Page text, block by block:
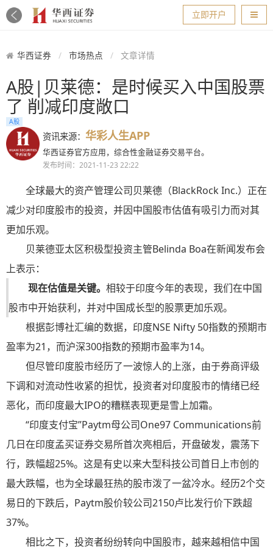
导航
立即开户
华西证券 市场热点 文章详情
A股|贝莱德：是时候买入中国股票
了 削减印度敞口
A股
资讯来源： 华彩人生APP
华西证券官方应用，综合性金融证券交易平台。
发布时间：2021-11-23 22:22
全球最大的资产管理公司贝莱德（BlackRock Inc.）正在
减少对印度股市的投资，并因中国股市估值有吸引力而对其
更加乐观。
贝莱德亚太区积极型投资主管Belinda Boa在新闻发布会
上表示：
现在估值是关键。 相较于印度今年的表现，我们在中国
股市中开始获利，并对中国成长型的股票更加乐观。
根据彭博社汇编的数据，印度NSE Nifty 50指数的预期市
盈率为21，而沪深300指数的预期市盈率为14。
但尽管印度股市经历了一波惊人的上涨，由于券商评级
下调和对流动性收紧的担忧，投资者对印度股市的情绪已经
恶化，而印度最大IPO的糟糕表现更是雪上加霜。
“印度支付宝”Paytm母公司One97 Communications前
几日在印度孟买证券交易所首次亮相后，开盘破发，震荡下
行，跌幅超25%。 这是有史以来大型科技公司首日上市创的
最大跌幅，也为全球最狂热的股市泼了一盆冷水。经历2个交
易日的下跌后，Paytm股价较公司2150卢比发行价下跌超
37%。
相比之下，投资者纷纷转向中国股市，越来越相信中国